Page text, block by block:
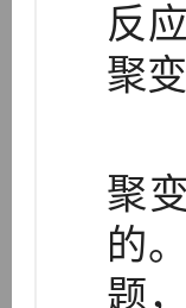
反
聚
（
聚
的
题